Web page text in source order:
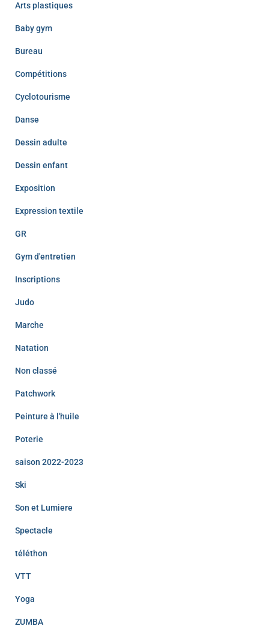
Arts plastiques
Baby gym
Bureau
Compétitions
Cyclotourisme
Danse
Dessin adulte
Dessin enfant
Exposition
Expression textile
GR
Gym d'entretien
Inscriptions
Judo
Marche
Natation
Non classé
Patchwork
Peinture à l'huile
Poterie
saison 2022-2023
Ski
Son et Lumiere
Spectacle
téléthon
VTT
Yoga
ZUMBA